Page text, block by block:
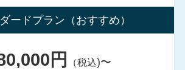
ードプラン（おすすめ）
円 （税込)〜